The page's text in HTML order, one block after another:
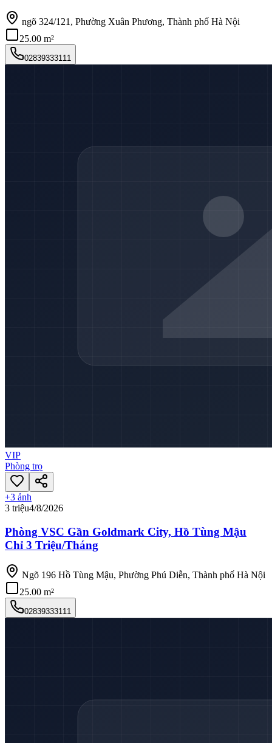
ngõ 324/121, Phường Xuân Phương, Thành phố Hà Nội
25.00 m²
02839333111
VIP
Phòng trọ
+3 ảnh
3 triệu4/8/2026
Phòng VSC Gần Goldmark City, Hồ Tùng Mậu
Chỉ 3 Triệu/Tháng
Ngõ 196 Hồ Tùng Mậu, Phường Phú Diễn, Thành phố Hà Nội
25.00 m²
02839333111